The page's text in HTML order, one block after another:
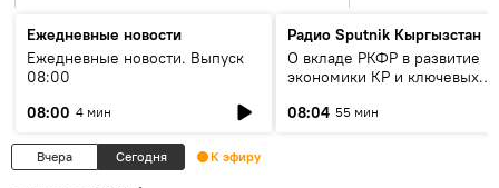
Ежедневные новости
Ежедневные новости. Выпуск
08:00
08:00 4 мин
Радио Sputnik Кыргызстан
О вкладе РКФР в развитие
экономики КР и ключевых
08:04 55 мин
Вчера Сегодня К эфиру